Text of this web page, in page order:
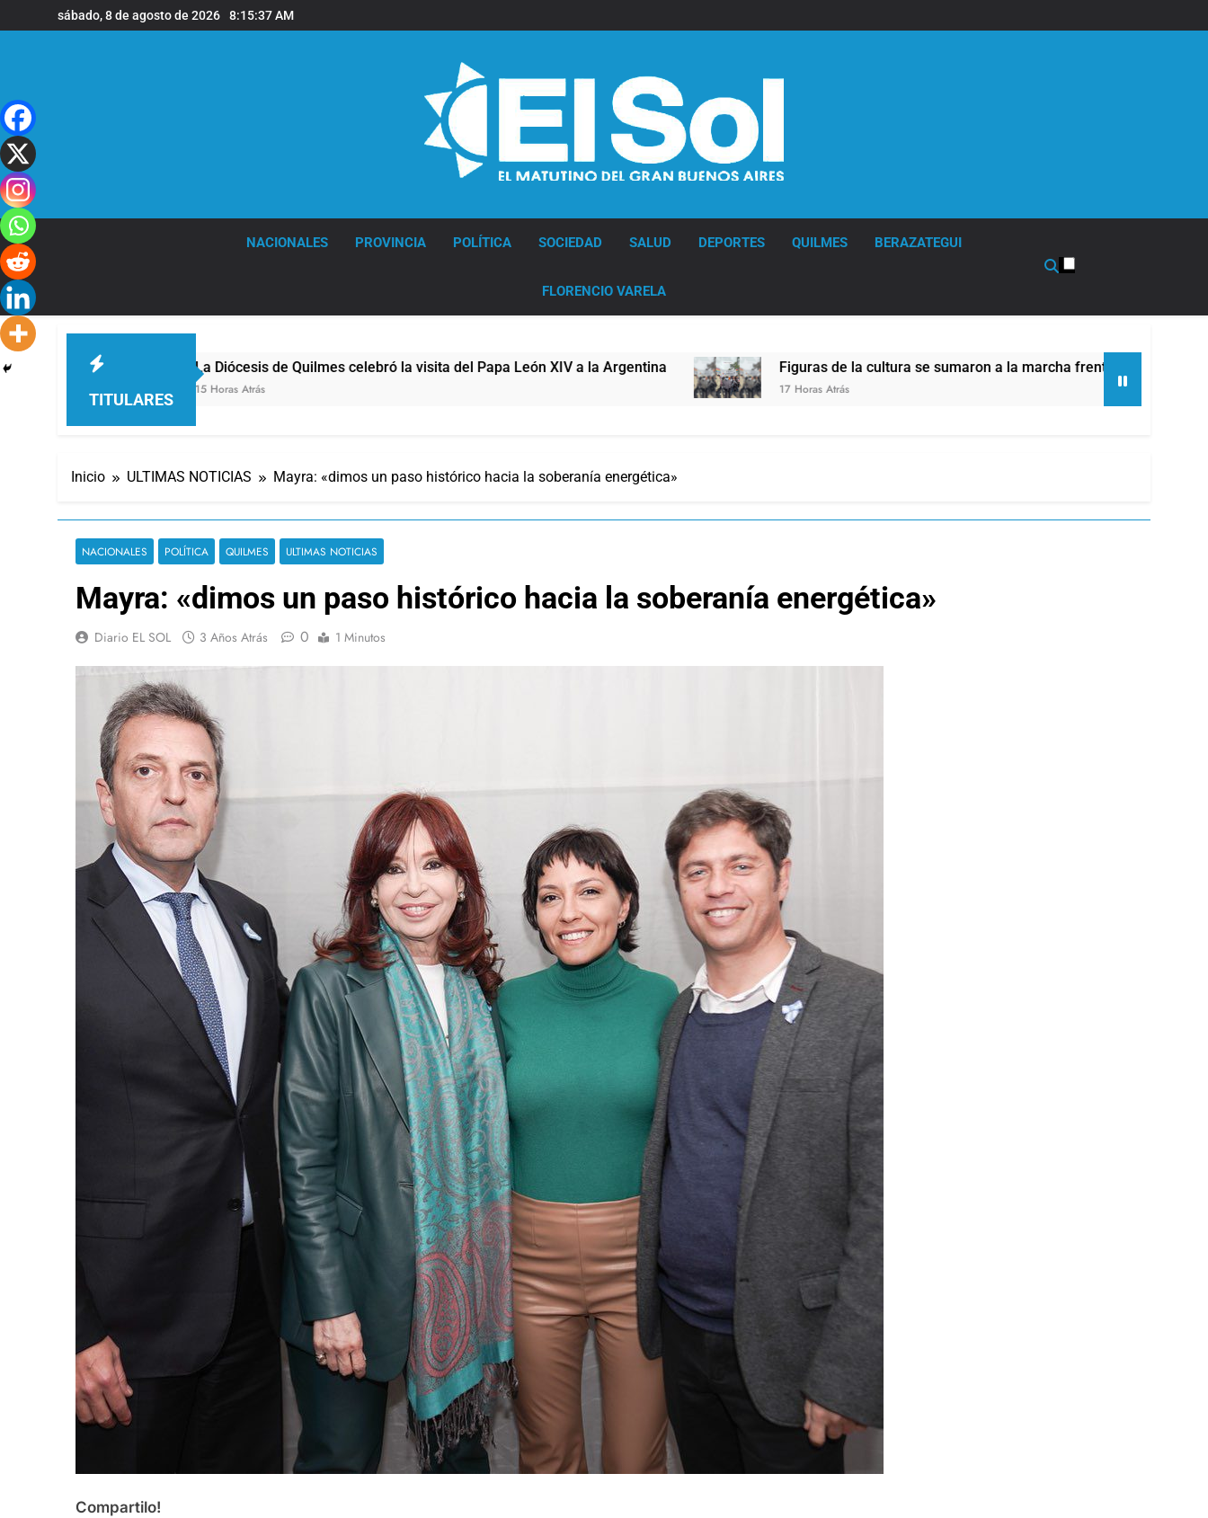
al
sábado, 8 de agosto de 2026 8:15:37 AM
NACIONALES PROVINCIA POLÍTICA SOCIEDAD SALUD DEPORTES QUILMES BERAZATEGUI
FLORENCIO VARELA
TITULARES
La Diócesis de Quilmes celebró la visita del Papa León XIV a la Argentina Figuras de la cultura se sumaron a la marcha frente al Congreso contra la Ley de
17 Horas Atrás
Inicio ULTIMAS NOTICIAS Mayra: «dimos un paso histórico hacia la soberanía energética»
NACIONALES POLÍTICA QUILMES ULTIMAS NOTICIAS
Mayra: «dimos un paso histórico hacia la soberanía energética»
Diario EL SOL 3 Años Atrás 0 1 Minutos
Compartilo!